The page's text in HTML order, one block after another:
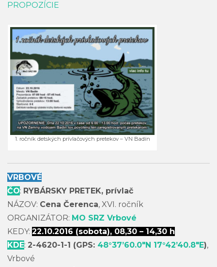
PROPOZÍCIE
1. ročník detských prívlačových pretekov – VN Badín
VRBOVÉ
ČO: RYBÁRSKY PRETEK, prívlač
NÁZOV: Cena Čerenca, XVI. ročník
ORGANIZÁTOR: MO SRZ Vrbové
KEDY: 22.10.2016 (sobota), 08,30 – 14,30 h
KDE: 2-4620-1-1 (GPS: 48°37’60.0″N 17°42’40.8″E),
Vrbové